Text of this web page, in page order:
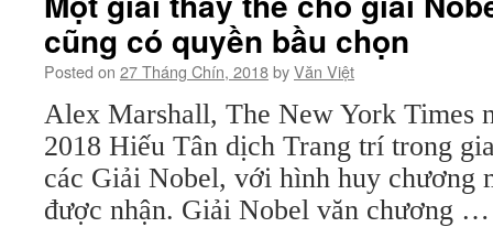
và
sự
không
chung
học
được
trao
cho
Annie
Ernaux
cũng có quyền bầu chọn
Posted on 27 Tháng Chín, 2018byVăn Việt
Alex Marshall, The New York Times
2018 Hiếu Tân dịch Trang trí trong
các Giải Nobel, với hình huy chương
được nhận. Giải Nobel văn chương